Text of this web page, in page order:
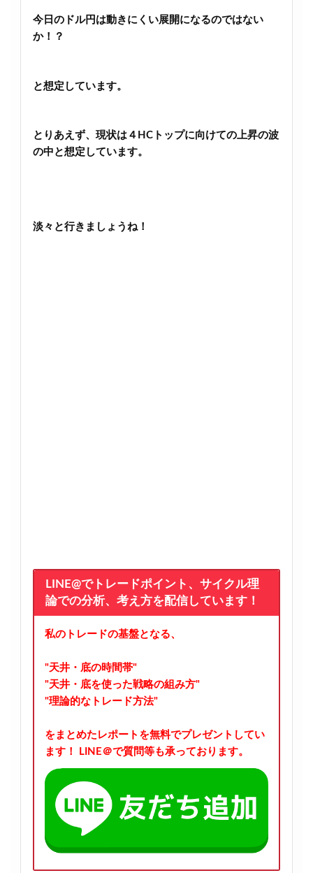
今日のドル円は動きにくい展開になるのではない
か！？
と想定しています。
とりあえず、現状は４HCトップに向けての上昇の波
の中と想定しています。
淡々と行きましょうね！
LINE@でトレードポイント、サイクル理
論での分析、考え方を配信しています！
私のトレードの基盤となる、
"天井・底の時間帯"
"天井・底を使った戦略の組み方"
"理論的なトレード方法"
をまとめたレポートを無料でプレゼントしてい
ます！
LINE＠で質問等も承っております。